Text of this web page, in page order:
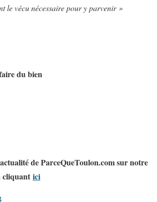
le vécu nécessaire pour y parvenir »
du bien
de ParceQueToulon.com sur notre
cliquant ici